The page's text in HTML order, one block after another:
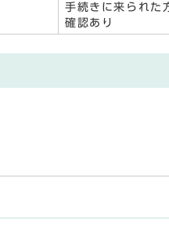
手続きに来られた
確認あり